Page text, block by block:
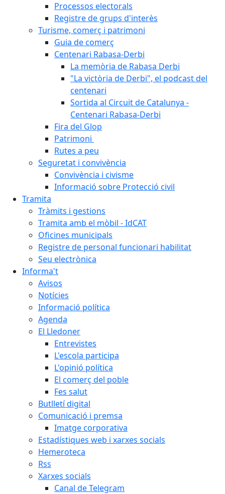
Processos electorals
Registre de grups d'interès
Turisme, comerç i patrimoni
Guia de comerç
Centenari Rabasa-Derbi
La memòria de Rabasa Derbi
"La victòria de Derbi", el podcast del
centenari
Sortida al Circuit de Catalunya -
Centenari Rabasa-Derbi
Fira del Glop
Patrimoni
Rutes a peu
Seguretat i convivència
Convivència i civisme
Informació sobre Protecció civil
Tramita
Tràmits i gestions
Tramita amb el mòbil - IdCAT
Oficines municipals
Registre de personal funcionari habilitat
Seu electrònica
Informa't
Avisos
Notícies
Informació política
Agenda
El Lledoner
Entrevistes
L'escola participa
L'opinió política
El comerç del poble
Fes salut
Butlletí digital
Comunicació i premsa
Imatge corporativa
Estadístiques web i xarxes socials
Hemeroteca
Rss
Xarxes socials
Canal de Telegram